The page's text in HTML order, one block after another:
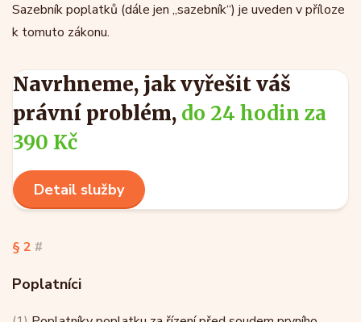
Sazebník poplatků (dále jen „sazebník“) je uveden v příloze
k tomuto zákonu.
Navrhneme, jak vyřešit váš
právní problém, do 24 hodin za
390 Kč
Detail služby
§ 2 #
Poplatníci